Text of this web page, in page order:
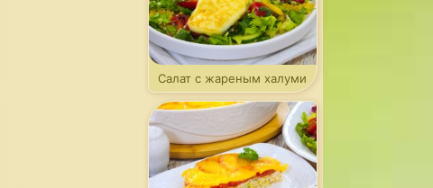
Салат с жареным халуми